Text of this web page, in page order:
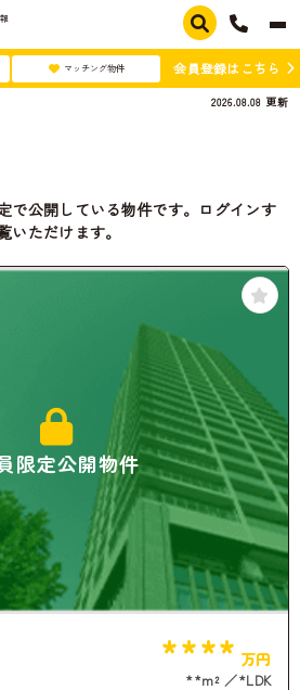
マッチング物件
会員登録はこちら
2026.08.08 更新
で公開している物件です。ログインす
いただけます。
限定公開物件
**** 万円
**m²
*LDK